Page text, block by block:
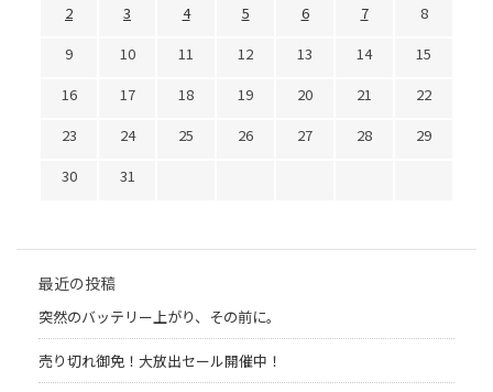
2
3 4 5 6 7
8
9
10 11 12 13 14
15
16
17 18 19 20 21
22
23
24 25 26 27 28
29
30
31
最近の投稿
突然のバッテリー上がり、その前に。
売り切れ御免！大放出セール開催中！